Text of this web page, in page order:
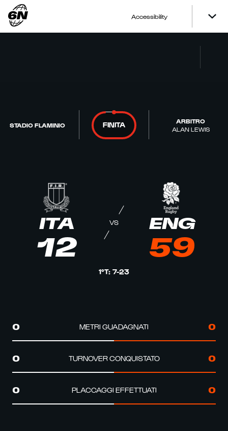
Accessibility
STADIO FLAMINIO FINITA
ARBITRO
ALAN LEWIS
ITA
12
VS ENG
59
1°T: 7-23
0 METRI GUADAGNATI 0
0 TURNOVER CONQUISTATO 0
0 PLACCAGGI EFFETTUATI 0